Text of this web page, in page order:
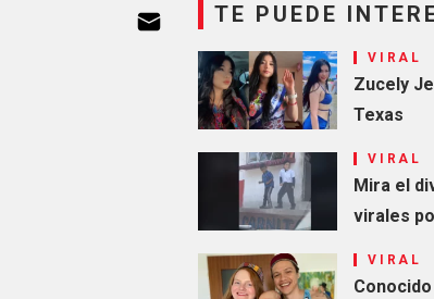
TE PUEDE
VIRAL
Zucely
Texas
VIRAL
Mira el
virales
VIRAL